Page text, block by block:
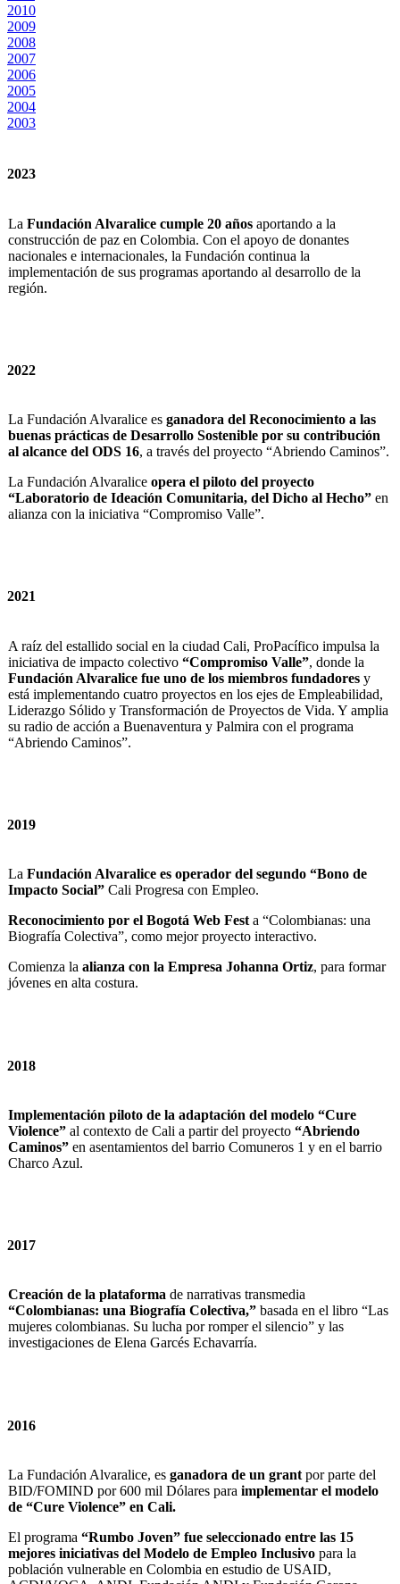
2010
2009
2008
2007
2006
2005
2004
2003
2023
La Fundación Alvaralice cumple 20 añosaportando a la
construcción de paz en Colombia. Con el apoyo de donantes
nacionales e internacionales, la Fundación continua la
implementación de sus programas aportando al desarrollo de la
región.
2022
La Fundación Alvaralice es ganadora del Reconocimiento a las
buenas prácticas de Desarrollo Sostenible por su contribución
al alcance del ODS 16, a través del proyecto “Abriendo Caminos”.
La Fundación Alvaralice opera el piloto del proyecto
“Laboratorio de Ideación Comunitaria, del Dicho al Hecho”en
alianza con la iniciativa “Compromiso Valle”.
2021
A raíz del estallido social en la ciudad Cali, ProPacífico impulsa la
iniciativa de impacto colectivo “Compromiso Valle”, donde la
Fundación Alvaralice fue uno de los miembros fundadoresy
está implementando cuatro proyectos en los ejes de Empleabilidad,
Liderazgo Sólido y Transformación de Proyectos de Vida. Y amplia
su radio de acción a Buenaventura y Palmira con el programa
“Abriendo Caminos”.
2019
La Fundación Alvaralice es operador del segundo “Bono de
Impacto Social”Cali Progresa con Empleo.
Reconocimiento por el Bogotá Web Festa “Colombianas: una
Biografía Colectiva”, como mejor proyecto interactivo.
Comienza la alianza con la Empresa Johanna Ortiz, para formar
jóvenes en alta costura.
2018
Implementación piloto de la adaptación del modelo “Cure
Violence”al contexto de Cali a partir del proyecto “Abriendo
Caminos”en asentamientos del barrio Comuneros 1 y en el barrio
Charco Azul.
2017
Creación de la plataforma de narrativas transmedia
“Colombianas: una Biografía Colectiva,”basada en el libro “Las
mujeres colombianas. Su lucha por romper el silencio” y las
investigaciones de Elena Garcés Echavarría.
2016
La Fundación Alvaralice, es ganadora de un grantpor parte del
BID/FOMIND por 600 mil Dólares para implementar el modelo
de “Cure Violence” en Cali.
El programa “Rumbo Joven” fue seleccionado entre las 15
mejores iniciativas del Modelo de Empleo Inclusivopara la
población vulnerable en Colombia en estudio de USAID,